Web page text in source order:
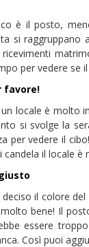
è il posto,
si
per vedere se
favore!
locale è molto
si svolge la
per vedere il
candela il locale
deciso il colore
bene! Il
essere
Così puoi